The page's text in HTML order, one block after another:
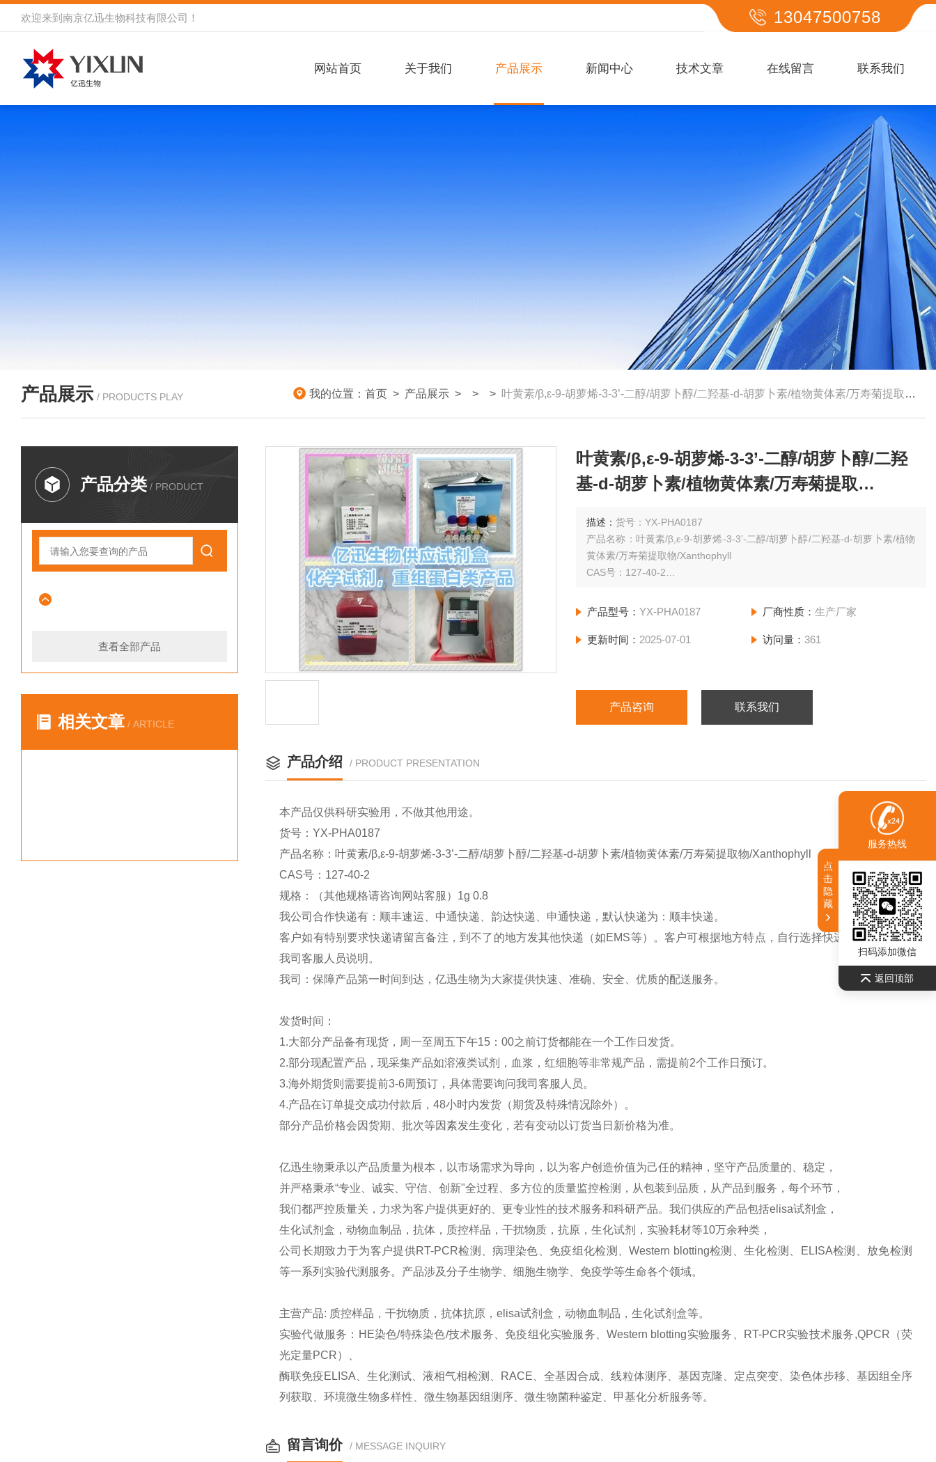
欢迎来到 南京亿迅生物科技有限公司 ！ 13047500758
网站首页 关于我们 产品展示 新闻中心 技术文章 在线留言 联系我们
产品展示 / PRODUCTS PLAY 我的位置： 首页 > 产品展示 > > > 叶黄素/β,ε-9-胡萝烯-3-3’-二醇/胡萝卜醇/二羟基-d-胡萝卜素/植物黄体素/万寿菊提取物/Xanthophyll
产品分类 / PRODUCT
查看全部产品
相关文章 / ARTICLE
叶黄素/β,ε-9-胡萝烯-3-3’-二醇/胡萝卜醇/二羟
基-d-胡萝卜素/植物黄体素/万寿菊提取
描述：货号：YX-PHA0187
产品名称：叶黄素/β,ε-9-胡萝烯-3-3’-二醇/胡萝卜醇/二羟基-d-胡萝卜素/植物
黄体素/万寿菊提取物/Xanthophyll
CAS号：127-40-2
产品型号：YX-PHA0187 厂商性质： 生产厂家
更新时间： 2025-07-01 访问量： 361
产品咨询 联系我们
产品介绍 / PRODUCT PRESENTATION
本产品仅供科研实验用，不做其他用途。
货号：YX-PHA0187
产品名称：叶黄素/β,ε-9-胡萝烯-3-3’-二醇/胡萝卜醇/二羟基-d-胡萝卜素/植物黄体素/万寿菊提取物/Xanthophyll
CAS号：127-40-2
规格：（其他规格请咨询网站客服）1g 0.8
我公司合作快递有：顺丰速运、中通快递、韵达快递、申通快递，默认快递为：顺丰快递。
客户如有特别要求快递请留言备注，到不了的地方发其他快递（如EMS等）。客户可根据地方特点，自行选择快递公司，请联系
我司客服人员说明。
我司：保障产品第一时间到达，亿迅生物为大家提供快速、准确、安全、优质的配送服务。
发货时间：
1.大部分产品备有现货，周一至周五下午15：00之前订货都能在一个工作日发货。
2.部分现配置产品，现采集产品如溶液类试剂，血浆，红细胞等非常规产品，需提前2个工作日预订。
3.海外期货则需要提前3-6周预订，具体需要询问我司客服人员。
4.产品在订单提交成功付款后，48小时内发货（期货及特殊情况除外）。
部分产品价格会因货期、批次等因素发生变化，若有变动以订货当日新价格为准。
亿迅生物秉承以产品质量为根本，以市场需求为导向，以为客户创造价值为己任的精神，坚守产品质量的、稳定，
并严格秉承“专业、诚实、守信、创新"全过程、多方位的质量监控检测，从包装到品质，从产品到服务，每个环节，
我们都严控质量关，力求为客户提供更好的、更专业性的技术服务和科研产品。我们供应的产品包括elisa试剂盒，
生化试剂盒，动物血制品，抗体，质控样品，干扰物质，抗原，生化试剂，实验耗材等10万余种类，
公司长期致力于为客户提供RT-PCR检测、病理染色、免疫组化检测、Western blotting检测、生化检测、ELISA检测、放免检测
等一系列实验代测服务。产品涉及分子生物学、细胞生物学、免疫学等生命各个领域。
主营产品: 质控样品，干扰物质，抗体抗原，elisa试剂盒，动物血制品，生化试剂盒等。
实验代做服务：HE染色/特殊染色/技术服务、免疫组化实验服务、Western blotting实验服务、RT-PCR实验技术服务,QPCR（荧
光定量PCR）、
酶联免疫ELISA、生化测试、液相气相检测、RACE、全基因合成、线粒体测序、基因克隆、定点突变、染色体步移、基因组全序
列获取、环境微生物多样性、微生物基因组测序、微生物菌种鉴定、甲基化分析服务等。
留言询价 / MESSAGE INQUIRY
服务热线
扫码添加微信
返回顶部
点
击
隐
藏